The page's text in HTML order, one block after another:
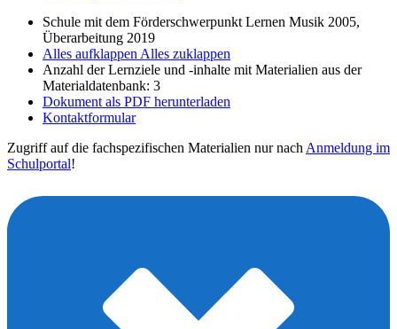
Schule mit dem Förderschwerpunkt Lernen Musik 2005,
Überarbeitung 2019
Alles aufklappen Alles zuklappen
Anzahl der Lernziele und -inhalte mit Materialien aus der
Materialdatenbank: 3
Dokument als PDF herunterladen
Kontaktformular
Zugriff auf die fachspezifischen Materialien nur nach Anmeldung im
Schulportal!